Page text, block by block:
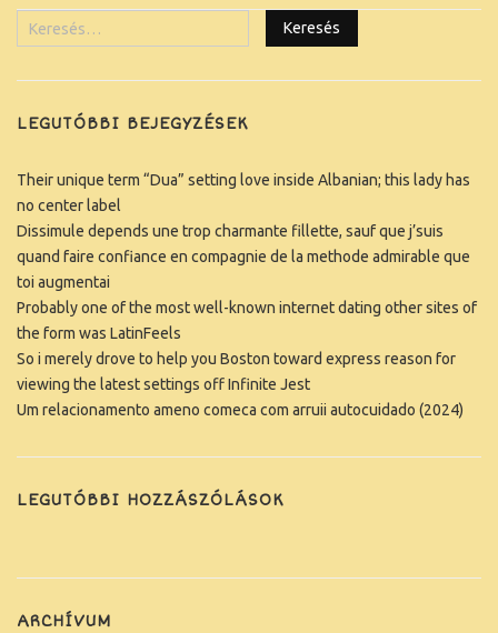
LEGUTÓBBI BEJEGYZÉSEK
Their unique term “Dua” setting love inside Albanian; this lady has
no center label
Dissimule depends une trop charmante fillette, sauf que j’suis
quand faire confiance en compagnie de la methode admirable que
toi augmentai
Probably one of the most well-known internet dating other sites of
the form was LatinFeels
So i merely drove to help you Boston toward express reason for
viewing the latest settings off Infinite Jest
Um relacionamento ameno comeca com arruii autocuidado (2024)
LEGUTÓBBI HOZZÁSZÓLÁSOK
ARCHÍVUM